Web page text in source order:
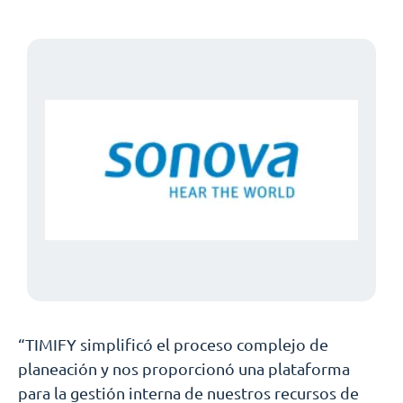
“TIMIFY simplificó el proceso complejo de
planeación y nos proporcionó una plataforma
para la gestión interna de nuestros recursos de